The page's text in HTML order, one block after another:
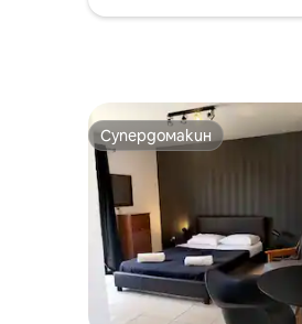
Супердомакин
Супердомакин